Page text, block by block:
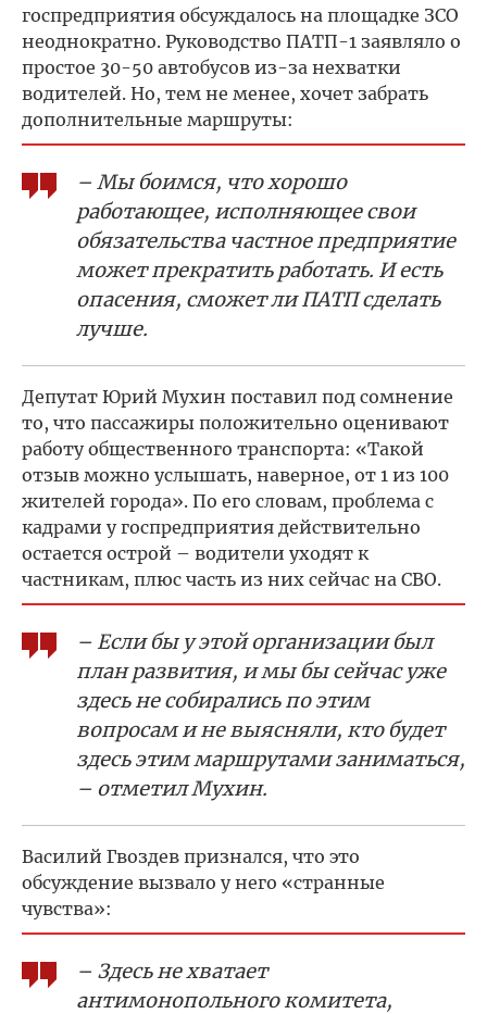
госпредприятия обсуждалось на площадке ЗСО
неоднократно. Руководство ПАТП-1 заявляло о
простое 30-50 автобусов из-за нехватки
водителей. Но, тем не менее, хочет забрать
дополнительные маршруты:
– Мы боимся, что хорошо
работающее, исполняющее свои
обязательства частное предприятие
может прекратить работать. И есть
опасения, сможет ли ПАТП сделать
лучше.
Депутат Юрий Мухин поставил под сомнение
то, что пассажиры положительно оценивают
работу общественного транспорта: «Такой
отзыв можно услышать, наверное, от 1 из 100
жителей города». По его словам, проблема с
кадрами у госпредприятия действительно
остается острой – водители уходят к
частникам, плюс часть из них сейчас на СВО.
– Если бы у этой организации был
план развития, и мы бы сейчас уже
здесь не собирались по этим
вопросам и не выясняли, кто будет
здесь этим маршрутами заниматься,
– отметил Мухин.
Василий Гвоздев признался, что это
обсуждение вызвало у него «странные
чувства»:
– Здесь не хватает
антимонопольного комитета,